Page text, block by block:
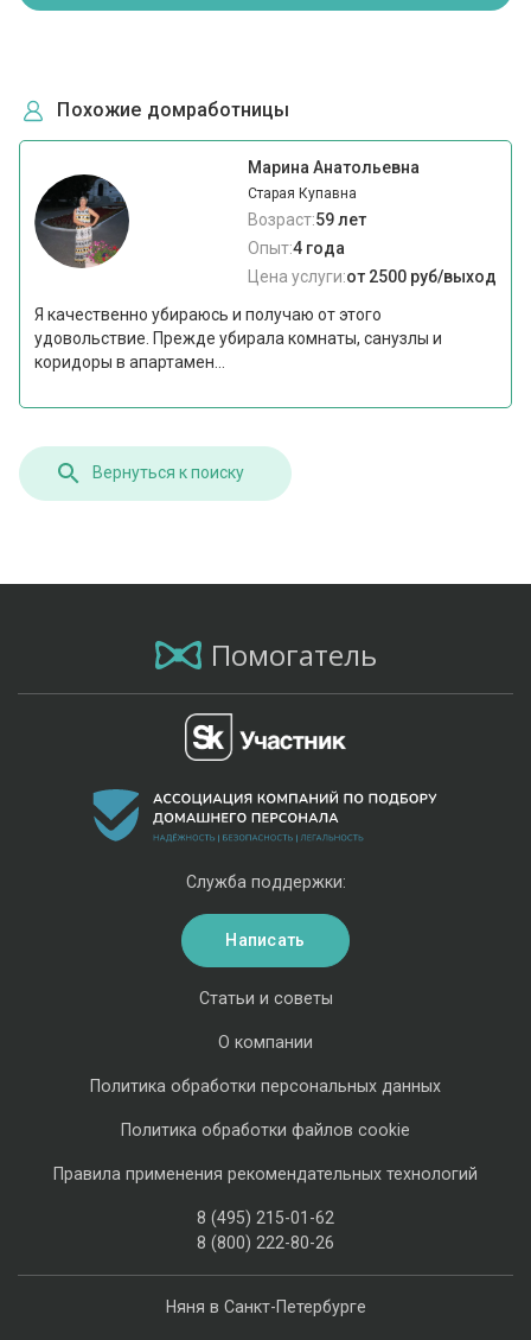
Похожие домработницы
Марина Анатольевна
Старая Купавна
Возраст:59 лет
Опыт:4 года
Цена услуги:от 2500 руб/выход
Я качественно убираюсь и получаю от этого
удовольствие. Прежде убирала комнаты, санузлы и
коридоры в апартамен...
Вернуться к поиску
Помогатель
Няня в Санкт-Петербурге
Статьи и советы
О компании
Политика обработки персональных данных
Политика обработки файлов cookie
Правила применения рекомендательных технологий
8 (495) 215-01-62
8 (800) 222-80-26
Служба поддержки:
Написать